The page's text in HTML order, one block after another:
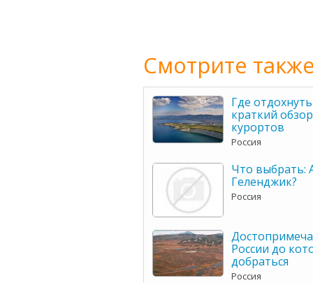
Смотрите
Где
краткий
курортов
Россия
Что выбрать:
Геленджик?
Россия
России до
добраться
Россия